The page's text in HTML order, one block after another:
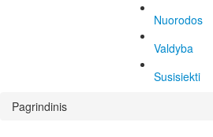
Nuorodos
Valdyba
Susisiekti
Pagrindinis